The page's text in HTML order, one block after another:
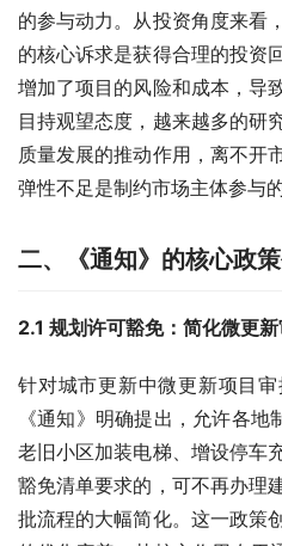
的参与动力。从投资角度来看
的核心诉求是获得合理的投资
增加了项目的风险和成本，导
目持观望态度，越来越多的研
质量发展的推动作用，离不开
弹性不足是制约市场主体参与
二、《通知》的核心政
2.1 规划许可豁免：简化微更
针对城市更新中微更新项目
《通知》明确提出，允许各地
老旧小区加装电梯、增设停车
豁免清单要求的，可不再办理
批流程的大幅简化。这一政策